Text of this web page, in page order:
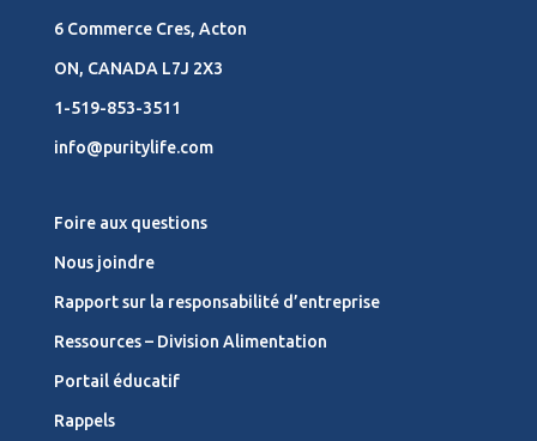
6 Commerce Cres, Acton
ON, CANADA L7J 2X3
1-519-853-3511
info@puritylife.com
Foire aux questions
Nous joindre
Rapport sur la responsabilité d’entreprise
Ressources – Division Alimentation
Portail éducatif
Rappels